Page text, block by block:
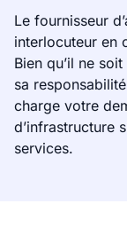
Le fournisseur
interlocuteur en
Bien qu’il ne
sa
charge votre
d’infrastructure
services.